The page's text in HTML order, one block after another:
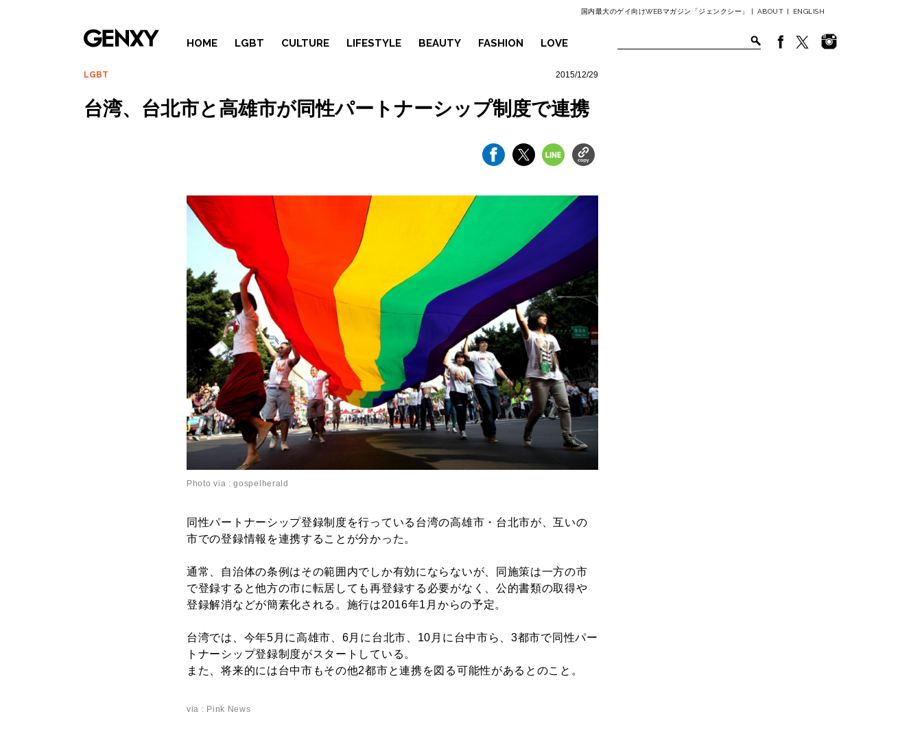
国内最大のゲイ向けWEBマガジン「ジェンクシー」 | ABOUT | ENGLISH
HOME LGBT CULTURE LIFESTYLE BEAUTY FASHION LOVE
LGBT 2015/12/29
台湾、台北市と高雄市が同性パートナーシップ制度で連携
Photo via : gospelherald
同性パートナーシップ登録制度を行っている台湾の高雄市・台北市が、互いの
市での登録情報を連携することが分かった。
通常、自治体の条例はその範囲内でしか有効にならないが、同施策は一方の市
で登録すると他方の市に転居しても再登録する必要がなく、公的書類の取得や
登録解消などが簡素化される。施行は2016年1月からの予定。
台湾では、今年5月に高雄市、6月に台北市、10月に台中市ら、3都市で同性パー
トナーシップ登録制度がスタートしている。
また、将来的には台中市もその他2都市と連携を図る可能性があるとのこと。
via : Pink News